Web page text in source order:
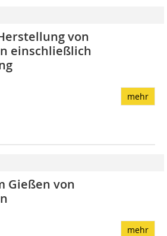
von
einschließlich
mehr
Gießen von
mehr